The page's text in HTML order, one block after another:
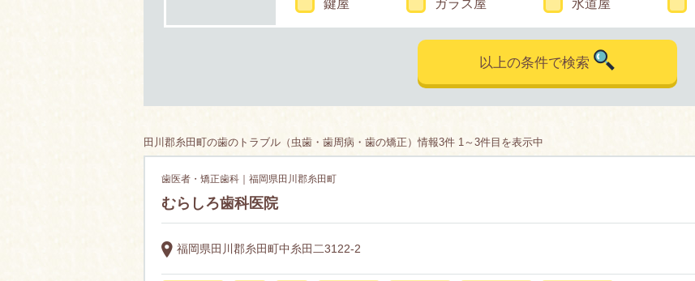
鍵屋 ガラス屋 水道屋
以上の条件で検索
田川郡糸田町の歯のトラブル（虫歯・歯周病・歯の矯正）情報3件 1～3件目を表示中
歯医者・矯正歯科｜福岡県田川郡糸田町
むらしろ歯科医院
福岡県田川郡糸田町中糸田二3122-2